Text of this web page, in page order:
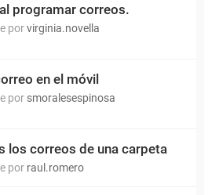
programar correos.
porvirginia.novella
en el móvil
por smoralesespinosa
los correos de una carpeta
por raul.romero